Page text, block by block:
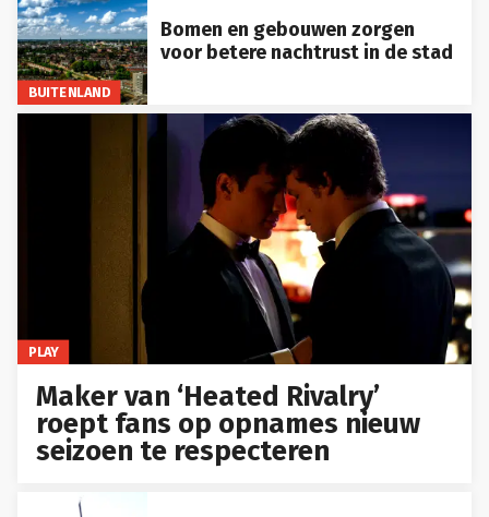
BUITENLAND
Bomen en gebouwen zorgen
voor betere nachtrust in de stad
PLAY
Maker van ‘Heated Rivalry’
roept fans op opnames nieuw
seizoen te respecteren